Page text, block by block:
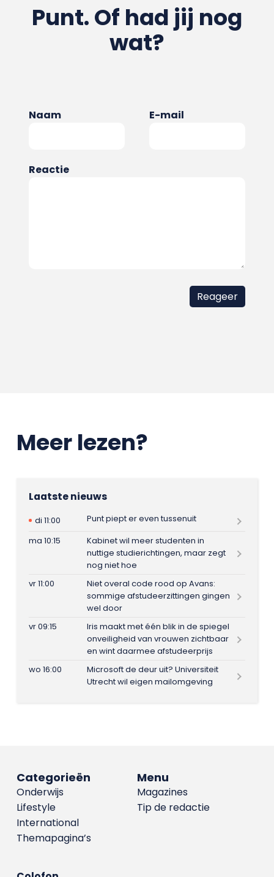
Punt. Of had jij nog
wat?
Naam E-mail
Reactie
Meer lezen?
Laatste nieuws
di 11:00
Punt piept er even tussenuit
ma 10:15
Kabinet wil meer studenten in
nuttige studierichtingen, maar zegt
nog niet hoe
vr 11:00
Niet overal code rood op Avans:
sommige afstudeerzittingen gingen
wel door
vr 09:15
Iris maakt met één blik in de spiegel
onveiligheid van vrouwen zichtbaar
en wint daarmee afstudeerprijs
wo 16:00
Microsoft de deur uit? Universiteit
Utrecht wil eigen mailomgeving
Menu
Magazines
Tip de redactie
Categorieën
Onderwijs
Lifestyle
International
Themapagina’s